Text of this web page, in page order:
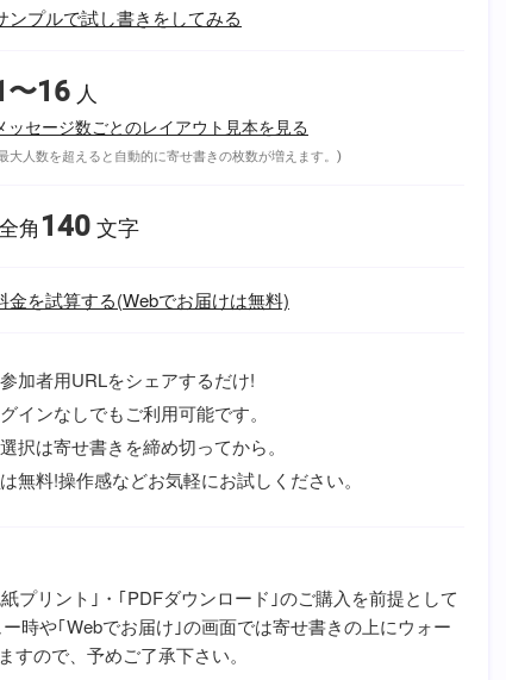
ンプルで試し書きをしてみる
〜16 人
ッセージ数ごとのレイアウト見本を見る
大人数を超えると自動的に寄せ書きの枚数が増えます。)
角 140 文字
金を試算する(Webでお届けは無料)
加者用URLをシェアするだけ!
インなしでもご利用可能です。
択は寄せ書きを締め切ってから。
は無料!操作感などお気軽にお試しください。
プリント｣・｢PDFダウンロード｣のご購入を前提として
時や｢Webでお届け｣の画面では寄せ書きの上にウォー
すので、予めご了承下さい。